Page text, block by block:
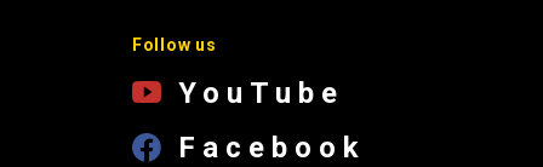
Follow us
YouTube
Facebook